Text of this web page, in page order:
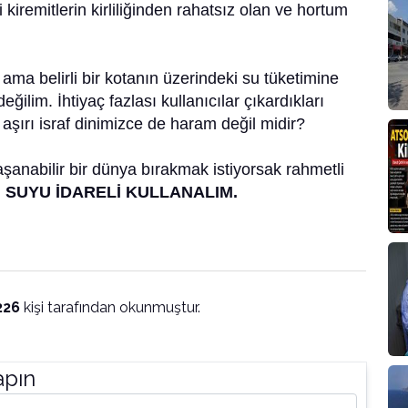
kiremitlerin kirliliğinden rahatsız olan ve hortum
belirli bir kotanın üzerindeki su tüketimine
İhtiyaç fazlası kullanıcılar çıkardıkları
israf dinimizce de haram değil midir?
bir dünya bırakmak istiyorsak rahmetli
İDARELİ KULLANALIM.
kişi tarafından okunmuştur.